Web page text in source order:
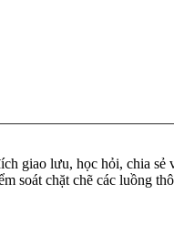
giao lưu, học hỏi, chia sẻ
chặt chẽ các luồng